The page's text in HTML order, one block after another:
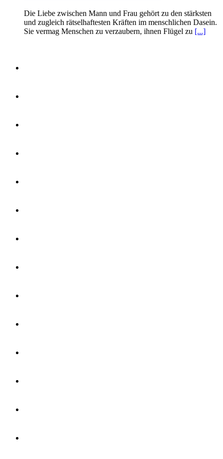
Die Liebe zwischen Mann und Frau gehört zu den stärksten
und zugleich rätselhaftesten Kräften im menschlichen Dasein.
Sie vermag Menschen zu verzaubern, ihnen Flügel zu [...]